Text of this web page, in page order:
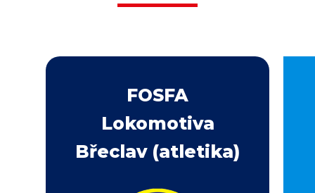
FOSFA
Lokomotiva
Břeclav (atletika)